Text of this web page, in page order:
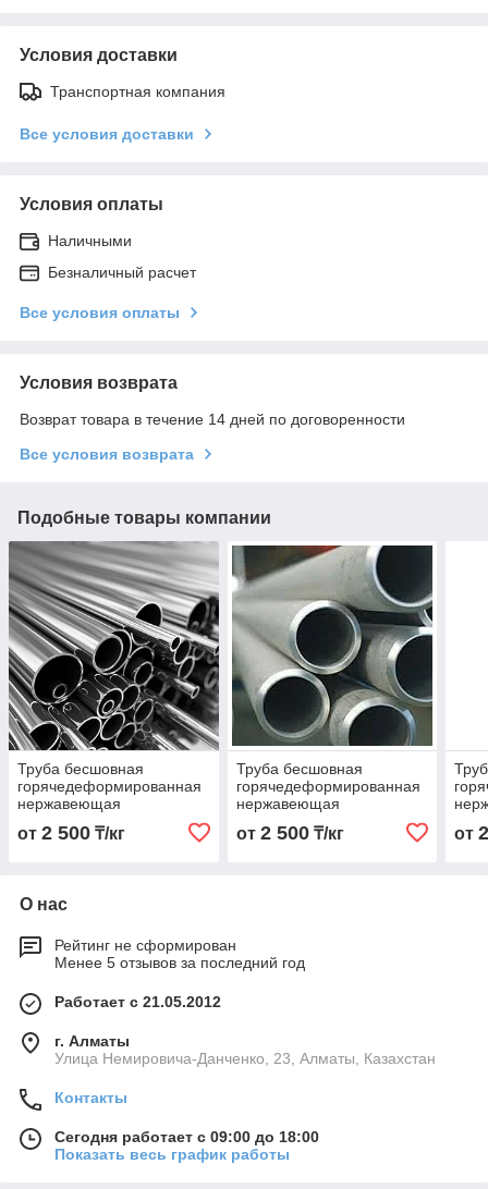
Условия доставки
Транспортная компания
Все условия доставки
Условия оплаты
Наличными
Безналичный расчет
Все условия оплаты
Условия возврата
Возврат товара в течение 14 дней по договоренности
Все условия возврата
Подобные товары компании
Труба бесшовная
горячедеформированная
нержавеющая
18х3,0х6000 Марка
03Х17Н14М3
от 2 500 ₸/кг
Труба бесшовная
горячедеформированная
нержавеющая
159х5,0х6000 Марка
03Х17Н14М3
от 2 500₸/кг от
О нас
Рейтинг не сформирован
Менее 5 отзывов за последний год
Работает с 21.05.2012
г. Алматы
Улица Немировича-Данченко, 23, Алматы, Казахстан
Контакты
Сегодня работает с 09:00 до 18:00
Показать весь график работы